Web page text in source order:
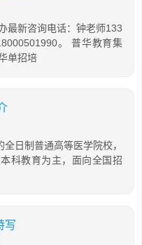
最新咨询电话：钟老师133
。 普华教育集
单招培
日制普通高等医学院校，
科教育为主，面向全国招
写